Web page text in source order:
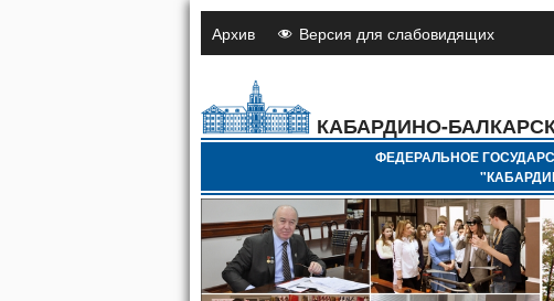
Архив Версия для слабовидящих
КАБАРДИНО-
ФЕДЕРАЛЬНОЕ